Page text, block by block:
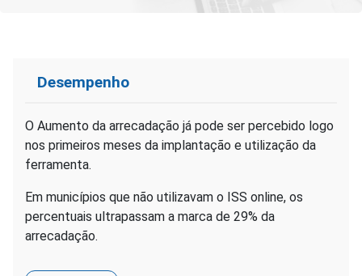
Desempenho
O Aumento da arrecadação já pode ser percebido logo
nos primeiros meses da implantação e utilização da
ferramenta.
Em municípios que não utilizavam o ISS online, os
percentuais ultrapassam a marca de 29% da
arrecadação.